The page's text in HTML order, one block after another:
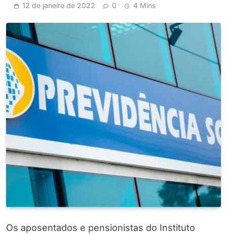
12 de janeiro de 2022 0 4 Mins
Os aposentados e pensionistas do Instituto